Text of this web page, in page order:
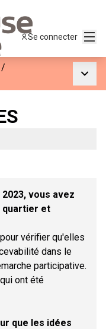
Se connecter
/
vous avez
quartier et
vérifier qu'elles
dans le
participative.
ont été
que les idées